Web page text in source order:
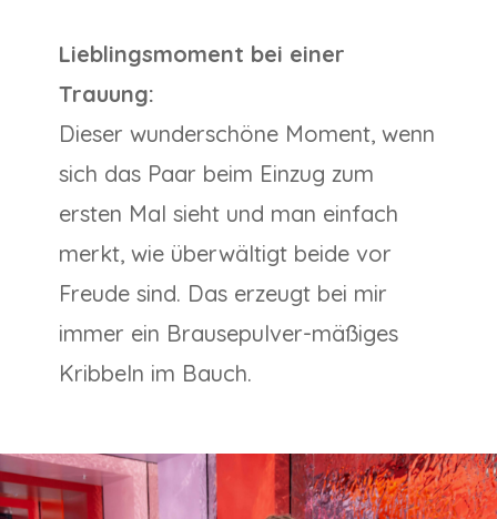
Lieblingsmoment bei einer
Trauung:
Dieser wunderschöne Moment, wenn
sich das Paar beim Einzug zum
ersten Mal sieht und man einfach
merkt, wie überwältigt beide vor
Freude sind. Das erzeugt bei mir
immer ein Brausepulver-mäßiges
Kribbeln im Bauch.